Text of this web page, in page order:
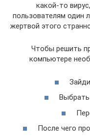
какой-то
пользователям один
жертвой этого
Чтобы решить
компьютере
Выбрать
После чего